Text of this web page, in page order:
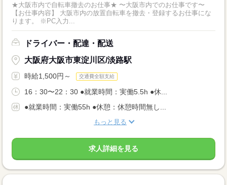
★大阪市内で自転車撤去のお仕事★ 〜大阪市内でのお仕事です〜
【お仕事内容】 大阪市内の放置自転車を撤去・登録するお仕事にな
ります。 ※PC入力...
ドライバー・配達・配送
大阪府大阪市東淀川区/淡路駅
時給1,500円～ 交通費全額支給
16：30〜22：30 ●就業時間：実働5.5h ●休...
●就業時間：実働55h ●休憩：休憩時間無し...
もっと見る
求人詳細を見る